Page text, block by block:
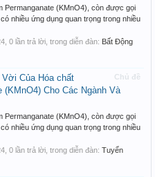
Permanganate (KMnO4), còn được gọi
nhiều ứng dụng quan trọng trong nhiều
, 0 lần trả lời, trong diễn đàn: Bất Động
Chủ đề
Của Hóa chất
(KMnO4) Cho Các Ngành Và
Permanganate (KMnO4), còn được gọi
nhiều ứng dụng quan trọng trong nhiều
, 0 lần trả lời, trong diễn đàn: Tuyển